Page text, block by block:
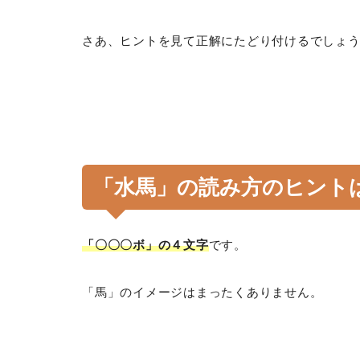
さあ、ヒントを見て正解にたどり付けるでしょ
「 水馬 」の読み方のヒント
「〇〇〇ボ」の４文字です。
「馬」のイメージはまったくありません。